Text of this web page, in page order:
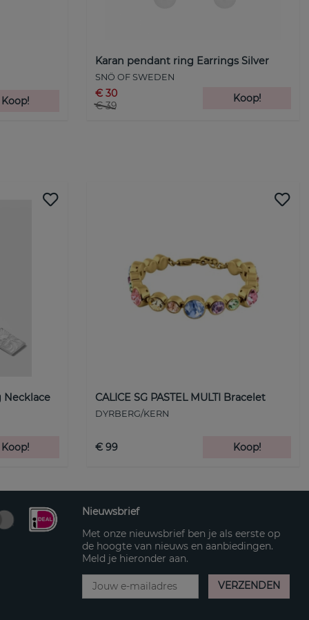
Koop!
Karan pendant ring Earrings Silver
SNÖ OF SWEDEN
€ 30
€ 39
Koop!
Necklace
Koop!
CALICE SG PASTEL MULTI Bracelet
DYRBERG/KERN
€ 99 Koop!
Nieuwsbrief
Met onze nieuwsbrief ben je als eerste op
de hoogte van nieuws en aanbiedingen.
Meld je hieronder aan.
VERZENDEN